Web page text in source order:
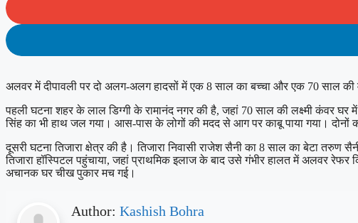
अलवर में दीपावली पर दो अलग-अलग हादसों में एक 8 साल का बच्चा और एक 70 साल की
पहली घटना शहर के लाल डिग्गी के रामानंद नगर की है, जहां 70 साल की लक्ष्मी कंवर
सिंह का भी हाथ जल गया। आस-पास के लोगों की मदद से आग पर काबू पाया गया। दोनों को
दूसरी घटना तिजारा क्षेत्र की है। तिजारा निवासी राजेश सैनी का 8 साल का बेटा
तिजारा हॉस्पिटल पहुंचाया, जहां प्राथमिक इलाज के बाद उसे गंभीर हालत में अलवर
अचानक घर चीख पुकार मच गई।
Author: Kashish Bohra